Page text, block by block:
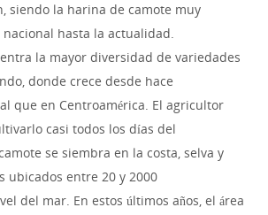
siendo la harina de camote muy
hasta la actualidad.
la mayor diversidad de variedades
donde crece desde hace
que en Centroamérica. El agricultor
casi todos los días del
se siembra en la costa, selva y
ubicados entre 20 y 2000
del mar. En estos últimos años, el área